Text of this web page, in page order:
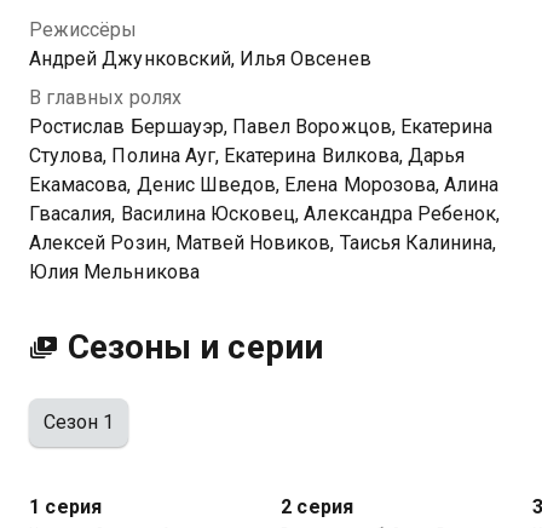
Режиссёры
Андрей Джунковский, Илья Овсенев
В главных ролях
Ростислав Бершауэр, Павел Ворожцов, Екатерина
Стулова, Полина Ауг, Екатерина Вилкова, Дарья
Екамасова, Денис Шведов, Елена Морозова, Алина
Гвасалия, Василина Юсковец, Александра Ребенок,
Алексей Розин, Матвей Новиков, Таисья Калинина,
Юлия Мельникова
Сезоны и серии
Сезон 1
1 серия 2 серия